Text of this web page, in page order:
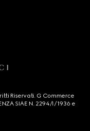
Riservati. G Commerce
SIAE N. 2294/I/1936 e